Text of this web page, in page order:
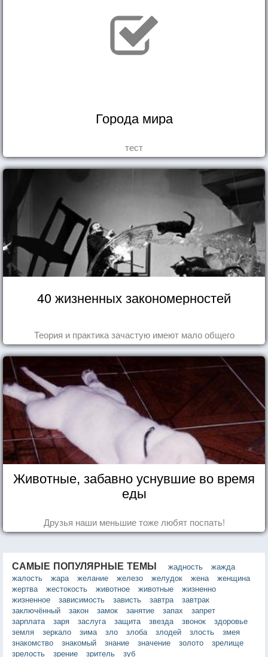
Города мира
тест
40 жизненных закономерностей
Теория и практика зачастую имеют мало общего
Животные, забавно уснувшие во время
еды
Друзья наши меньшие тоже любят поспать!
САМЫЕ ПОПУЛЯРНЫЕ ТЕМЫ жадность
жажда
жалость
жара желание железо желудок жена
женщина
жертва
жестокость животное животные
жизненно
жизненное
зависимость зависть завтра
завтрак
заключённый
закон замок занятие запах
запрет
зарплата
заря заслуга защита звезда звонок
здоровье
земля
зеркало зима зло злоба злодей злость
змея
знакомство
знакомый знание значение золото
зрелище
зрелость
зрение зритель зуб